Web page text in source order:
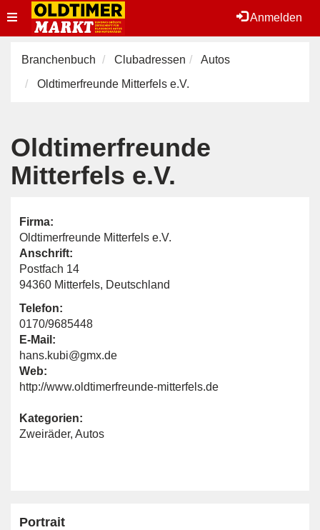
Anmelden
Toggle
navigation
Branchenbuch Clubadressen
Autos
Oldtimerfreunde Mitterfels e.V.
Oldtimerfreunde
Mitterfels e.V.
Firma:
Oldtimerfreunde Mitterfels e.V.
Anschrift:
Postfach 14
94360 Mitterfels, Deutschland
Telefon:
0170/9685448
E-Mail:
hans.kubi@gmx.de
Web:
http://www.oldtimerfreunde-mitterfels.de
Kategorien:
Zweiräder, Autos
Portrait